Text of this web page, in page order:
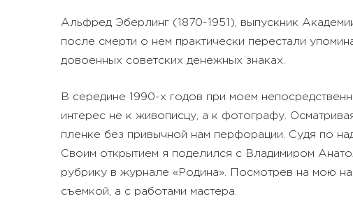
Альфред Эберлинг (1870-1951), выпускник
после смерти о нем практически перестали
довоенных советских денежных знаках.
В середине 1990-х годов при моем
интерес не к живописцу, а к фотографу.
пленке без привычной нам перфорации. Судя по
Своим открытием я поделился с Владимиром
рубрику в журнале «Родина». Посмотрев на мою
съемкой, а с работами мастера.